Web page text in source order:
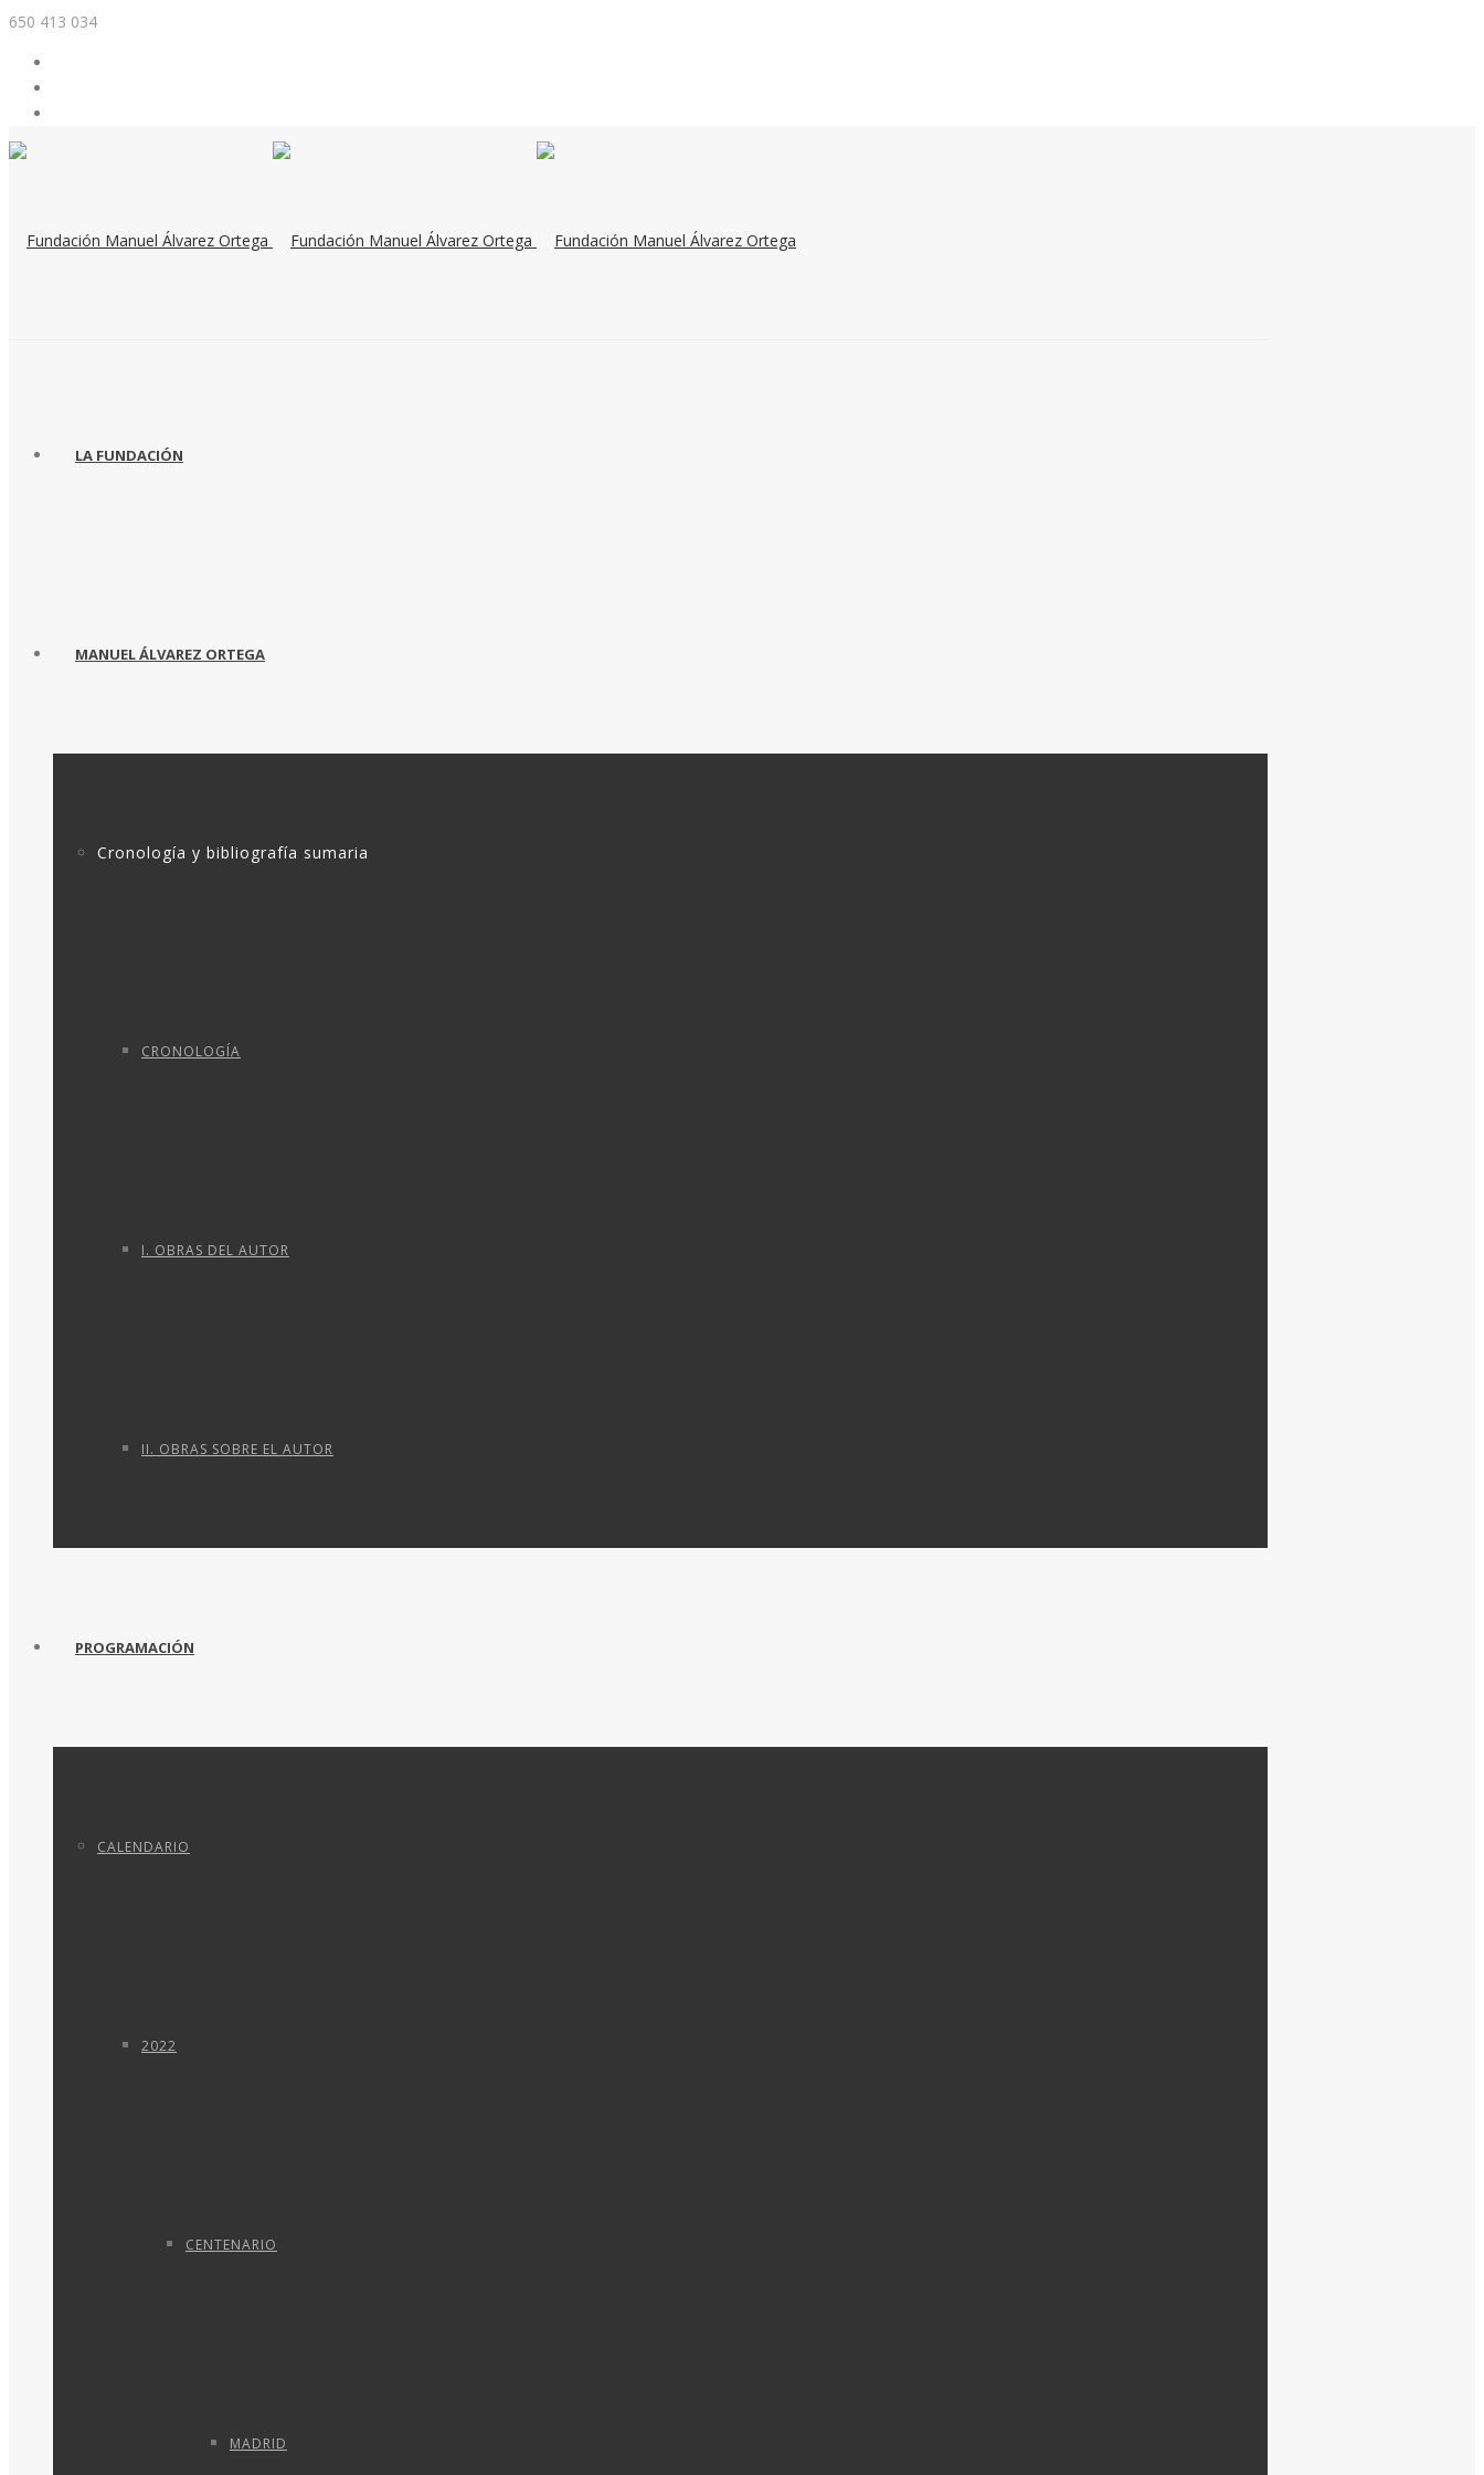
650 413 034
LA FUNDACIÓN
MANUEL ÁLVAREZ ORTEGA
Cronología y bibliografía sumaria
CRONOLOGÍA
I. OBRAS DEL AUTOR
II. OBRAS SOBRE EL AUTOR
PROGRAMACIÓN
CALENDARIO
2022
CENTENARIO
MADRID